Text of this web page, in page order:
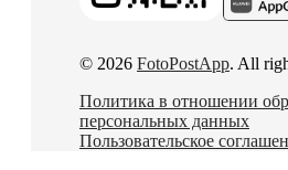
© 2026 FotoPostApp. All
Политика в отношении
персональных данных
Пользовательское